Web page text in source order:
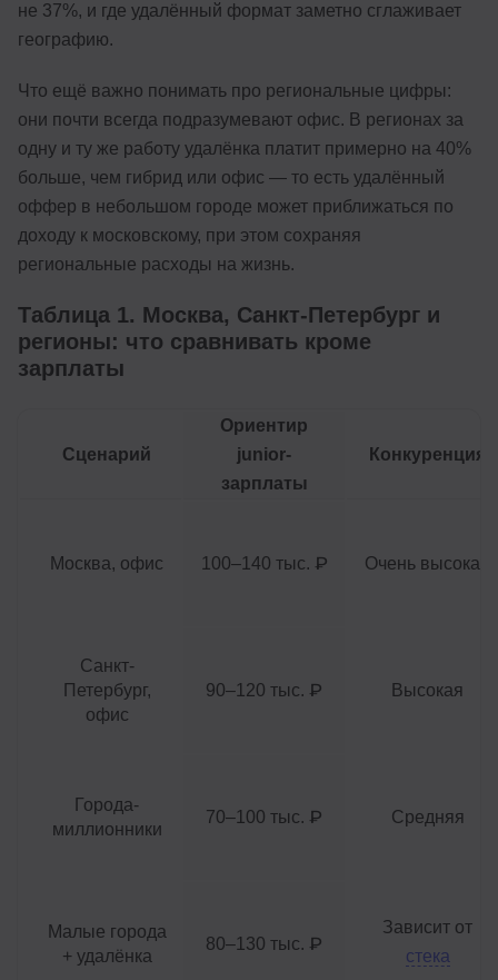
не 37%, и где удалённый формат заметно сглаживает
географию.
Что ещё важно понимать про региональные цифры:
они почти всегда подразумевают офис. В регионах за
одну и ту же работу удалёнка платит примерно на 40%
больше, чем гибрид или офис — то есть удалённый
оффер в небольшом городе может приближаться по
доходу к московскому, при этом сохраняя
региональные расходы на жизнь.
Таблица 1. Москва, Санкт-Петербург и
регионы: что сравнивать кроме
зарплаты
Сценарий
Ориентир
junior-
зарплаты
Конкуренция
Москва, офис 100–140 тыс. ₽ Очень высокая
Санкт-
Петербург,
офис
90–120 тыс. ₽ Высокая
Города-
миллионники
70–100 тыс. ₽ Средняя
Малые города
+ удалёнка
80–130 тыс. ₽
Зависит от
стека